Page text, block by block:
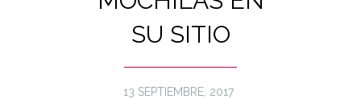
SU SITIO
13 SEPTIEMBRE, 2017